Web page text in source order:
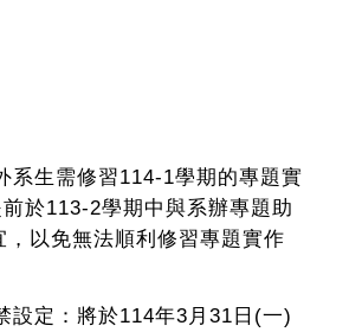
系生需修習114-1學期的專題實
前於113-2學期中與系辦專題助
，以免無法順利修習專題實作
設定：將於114年3 月 31日 (一)